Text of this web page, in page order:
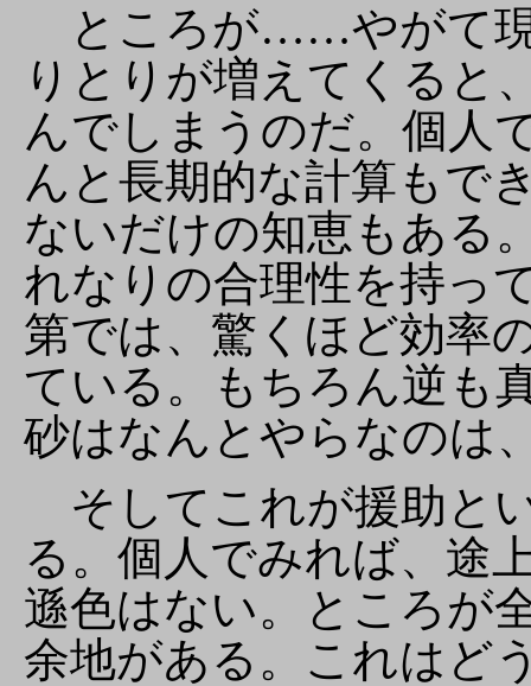
ところが……やがて現
りとりが増えてくると
んでしまうのだ。個人
んと長期的な計算もで
ないだけの知恵もある
れなりの合理性を持っ
第では、驚くほど効率
ている。もちろん逆も
砂はなんとやらなのは
そしてこれが援助と
る。個人でみれば、途
遜色はない。ところが
余地がある。これはど